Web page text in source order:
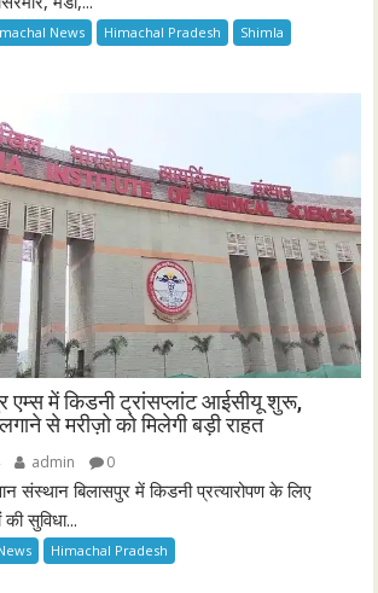
News Himachal Pradesh
Shimla
एम्स में किडनी ट्रांसप्लांट आईसीयू शुरू,
से मरीज़ो को मिलेगी बड़ी राहत
admin 0
संस्थान बिलासपुर में किडनी प्रत्यारोपण के लिए
सुविधा...
Himachal Pradesh